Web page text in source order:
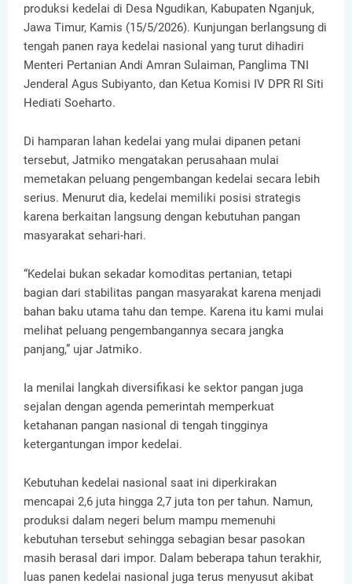
produksi kedelai di Desa Ngudikan, Kabupaten Nganjuk,
Jawa Timur, Kamis (15/5/2026). Kunjungan berlangsung di
tengah panen raya kedelai nasional yang turut dihadiri
Menteri Pertanian Andi Amran Sulaiman, Panglima TNI
Jenderal Agus Subiyanto, dan Ketua Komisi IV DPR RI Siti
Hediati Soeharto.
Di hamparan lahan kedelai yang mulai dipanen petani
tersebut, Jatmiko mengatakan perusahaan mulai
memetakan peluang pengembangan kedelai secara lebih
serius. Menurut dia, kedelai memiliki posisi strategis
karena berkaitan langsung dengan kebutuhan pangan
masyarakat sehari-hari.
“Kedelai bukan sekadar komoditas pertanian, tetapi
bagian dari stabilitas pangan masyarakat karena menjadi
bahan baku utama tahu dan tempe. Karena itu kami mulai
melihat peluang pengembangannya secara jangka
panjang,” ujar Jatmiko.
Ia menilai langkah diversifikasi ke sektor pangan juga
sejalan dengan agenda pemerintah memperkuat
ketahanan pangan nasional di tengah tingginya
ketergantungan impor kedelai.
Kebutuhan kedelai nasional saat ini diperkirakan
mencapai 2,6 juta hingga 2,7 juta ton per tahun. Namun,
produksi dalam negeri belum mampu memenuhi
kebutuhan tersebut sehingga sebagian besar pasokan
masih berasal dari impor. Dalam beberapa tahun terakhir,
luas panen kedelai nasional juga terus menyusut akibat